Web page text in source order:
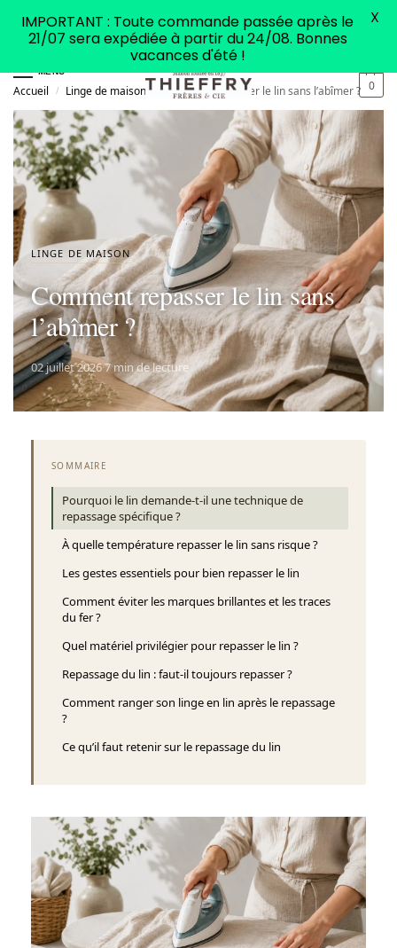
MENU
0
Accueil / Linge de maison Comment repasser le lin sans l’abîmer ?
LINGE DE MAISON
Comment repasser le lin sans
l’abîmer ?
02 juillet 2026·7 min de lecture
SOMMAIRE
Pourquoi le lin demande-t-il une technique de
repassage spécifique ?
À quelle température repasser le lin sans risque ?
Les gestes essentiels pour bien repasser le lin
Comment éviter les marques brillantes et les traces
du fer ?
Quel matériel privilégier pour repasser le lin ?
Repassage du lin : faut-il toujours repasser ?
Comment ranger son linge en lin après le repassage
?
Ce qu’il faut retenir sur le repassage du lin
IMPORTANT : Toute commande passée après le
21/07 sera expédiée à partir du 24/08. Bonnes
vacances d'été !
X